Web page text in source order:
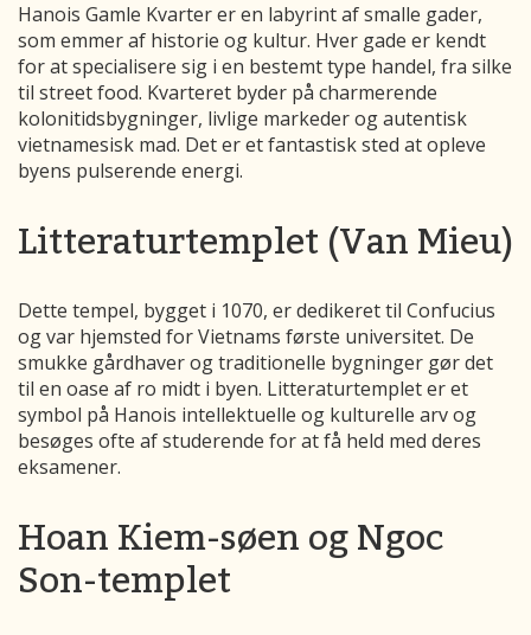
Hanois Gamle Kvarter er en labyrint af smalle gader,
som emmer af historie og kultur. Hver gade er kendt
for at specialisere sig i en bestemt type handel, fra silke
til street food. Kvarteret byder på charmerende
kolonitidsbygninger, livlige markeder og autentisk
vietnamesisk mad. Det er et fantastisk sted at opleve
byens pulserende energi.
Litteraturtemplet (Van Mieu)
Dette tempel, bygget i 1070, er dedikeret til Confucius
og var hjemsted for Vietnams første universitet. De
smukke gårdhaver og traditionelle bygninger gør det
til en oase af ro midt i byen. Litteraturtemplet er et
symbol på Hanois intellektuelle og kulturelle arv og
besøges ofte af studerende for at få held med deres
eksamener.
Hoan Kiem-søen og Ngoc
Son-templet